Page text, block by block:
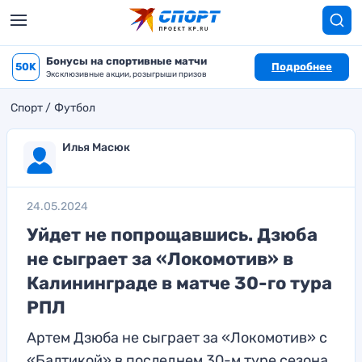
50K Бонусы на спортивные матчи
Эксклюзивные акции, розыгрыши призов
Подробнее
Спорт Футбол
Илья Масюк
24.05.2024
Уйдет не попрощавшись. Дзюба
не сыграет за «Локомотив» в
Калининграде в матче 30-го тура
РПЛ
Артем Дзюба не сыграет за «Локомотив» с